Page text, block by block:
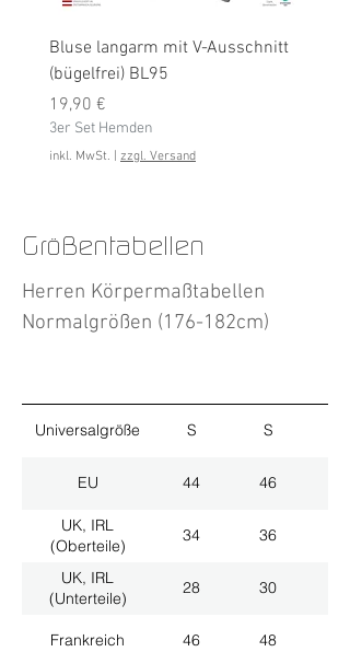
Bluse langarm mit V-Ausschnitt
(bügelfrei) BL95
Preis
19,90 €
3er Set Hemden
inkl. MwSt. zzgl. Versand
Größentabellen
Herren Körpermaßtabellen
Normalgrößen (176-182cm)
Universalgröße S S
EU 44 46
UK, IRL
(Oberteile)
34 36
UK, IRL
(Unterteile)
28 30
Frankreich 46 48